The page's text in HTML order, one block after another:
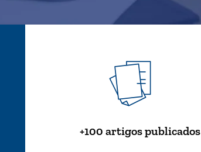
+100 artigos publicados